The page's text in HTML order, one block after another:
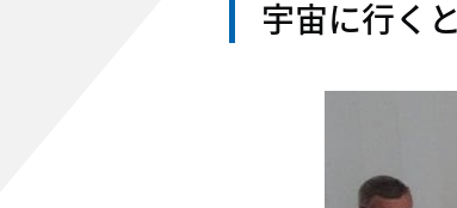
宇宙に行く